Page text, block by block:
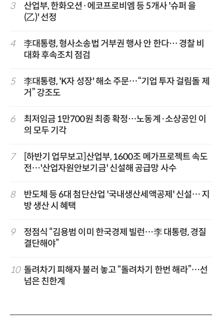
3
산업부, 한화오션·에코프로비엠 등 5개사 '슈퍼 을
(乙)' 선정
4
李대통령, 형사소송법 거부권 행사 안 한다… 경찰 비
대화 후속조치 점검
5
李대통령, 'K자 성장' 해소 주문…“기업 투자 걸림돌 제
거” 강조도
6
최저임금 1만700원 최종 확정…노동계·소상공인 이
의 모두 기각
7
[하반기 업무보고]산업부, 1600조 메가프로젝트 속도
전…'산업자원안보기금' 신설해 공급망 사수
8
반도체 등 6대 첨단산업 '국내생산세액공제' 신설… 지
방 생산 시 혜택
9
정점식 “김용범 이미 한국경제 빌런…李 대통령, 경질
결단해야”
10 돌려차기 피해자 불러 놓고 “돌려차기 한번 해라”…선
넘은 친한계